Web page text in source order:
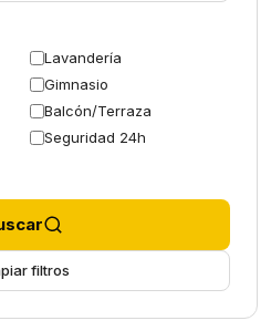
Lavandería
Gimnasio
Balcón/Terraza
Seguridad 24h
filtros